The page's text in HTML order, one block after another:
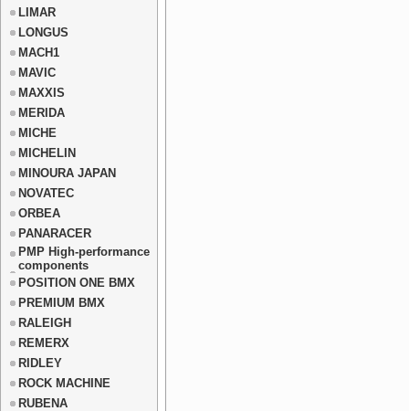
LIMAR
LONGUS
MACH1
MAVIC
MAXXIS
MERIDA
MICHE
MICHELIN
MINOURA JAPAN
NOVATEC
ORBEA
PANARACER
PMP High-performance
components
POSITION ONE BMX
PREMIUM BMX
RALEIGH
REMERX
RIDLEY
ROCK MACHINE
RUBENA